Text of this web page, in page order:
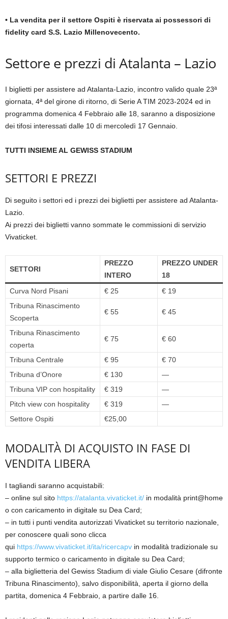
• La vendita per il settore Ospiti è riservata ai possessori di
fidelity card S.S. Lazio Millenovecento.
Settore e prezzi di Atalanta – Lazio
I biglietti per assistere ad Atalanta-Lazio, incontro valido quale 23ª
giornata, 4ª del girone di ritorno, di Serie A TIM 2023-2024 ed in
programma domenica 4 Febbraio alle 18, saranno a disposizione
dei tifosi interessati dalle 10 di mercoledì 17 Gennaio.
TUTTI INSIEME AL GEWISS STADIUM
SETTORI E PREZZI
Di seguito i settori ed i prezzi dei biglietti per assistere ad Atalanta-
Lazio.
Ai prezzi dei biglietti vanno sommate le commissioni di servizio
Vivaticket.
SETTORI
PREZZO
INTERO
PREZZO UNDER
18
Curva Nord Pisani
€ 25
€ 19
Tribuna Rinascimento
Scoperta
€ 55 € 45
Tribuna Rinascimento
coperta
€ 75 € 60
Tribuna Centrale € 95
€ 70
Tribuna d’Onore
€ 130
—
Tribuna VIP con hospitality
€ 319
—
Pitch view con hospitality
€ 319
—
Settore Ospiti
€25,00
MODALITÀ DI ACQUISTO IN FASE DI
VENDITA LIBERA
I tagliandi saranno acquistabili:
– online sul sito https://atalanta.vivaticket.it/ in modalità print@home
o con caricamento in digitale su Dea Card;
– in tutti i punti vendita autorizzati Vivaticket su territorio nazionale,
per conoscere quali sono clicca
qui https://www.vivaticket.it/ita/ricercapv in modalità tradizionale su
supporto termico o caricamento in digitale su Dea Card;
– alla biglietteria del Gewiss Stadium di viale Giulio Cesare (difronte
Tribuna Rinascimento), salvo disponibilità, aperta il giorno della
partita, domenica 4 Febbraio, a partire dalle 16.